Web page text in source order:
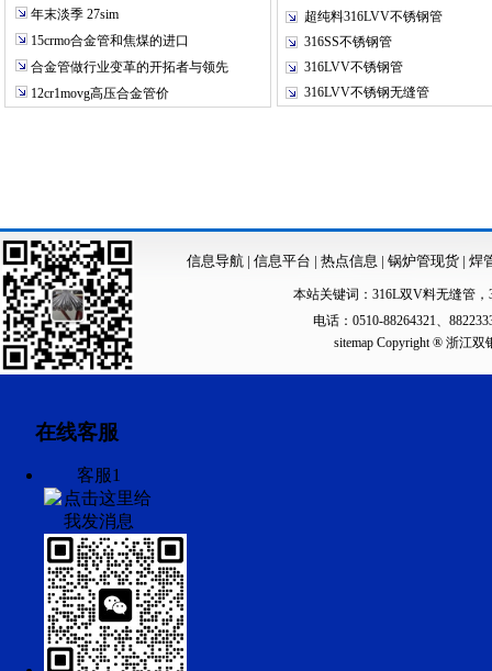
年末淡季 27sim
15crmo合金管和焦煤的进口
合金管做行业变革的开拓者与领先
12cr1movg高压合金管价
超纯料316LVV不锈钢管
316SS不锈钢管
316LVV不锈钢管
316LVV不锈钢无缝管
信息导航| 信息平台 | 热点信息 | 锅炉管现货 | 焊
本站关键词： 316L双V料无缝管 ，
电话：0510-88264321、
sitemapCopyright ® 浙江双
在线客服
客服1